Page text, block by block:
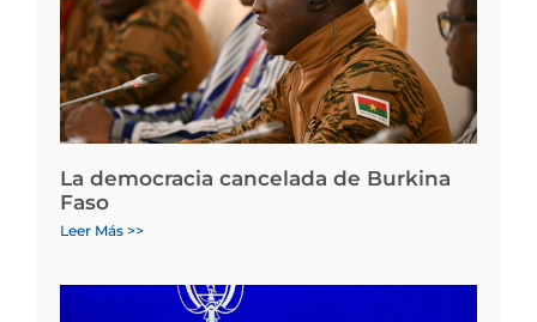
La democracia cancelada de Burkina
Faso
Leer Más >>